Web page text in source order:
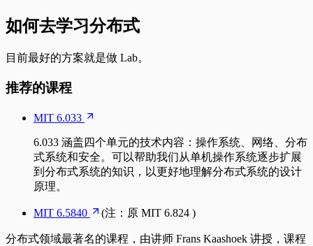
如何去学习分布式
目前最好的方案就是做 Lab。
推荐的课程
MIT 6.033
6.033 涵盖四个单元的技术内容：操作系统、网络、分布
式系统和安全。可以帮助我们从单机操作系统逐步扩展
到分布式系统的知识，以更好地理解分布式系统的设计
原理。
MIT 6.5840 (注：原 MIT 6.824 )
分布式领域最著名的课程，由讲师 Frans Kaashoek 讲授，课程